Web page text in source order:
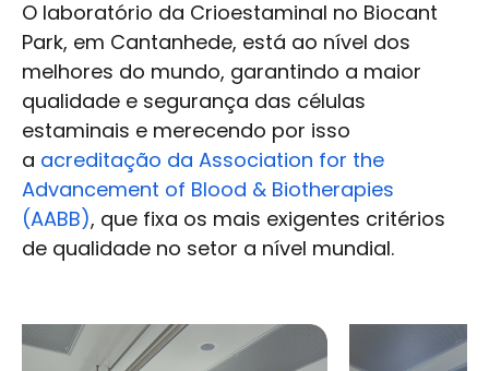
O laboratório da Crioestaminal no Biocant
Park, em Cantanhede, está ao nível dos
melhores do mundo, garantindo a maior
qualidade e segurança das células
estaminais e merecendo por isso
a acreditação da Association for the
Advancement of Blood & Biotherapies
(AABB), que fixa os mais exigentes critérios
de qualidade no setor a nível mundial.